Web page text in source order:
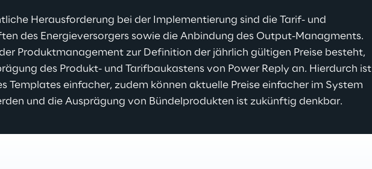
Herausforderung bei der Implementierung sind die Tarif- und
des Energieversorgers sowie die Anbindung des Output-Managments.
Produktmanagement zur Definition der jährlich gültigen Preise besteht,
des Produkt- und Tarifbaukastens von Power Reply an. Hierdurch ist
Templates einfacher, zudem können aktuelle Preise einfacher im System
und die Ausprägung von Bündelprodukten ist zukünftig denkbar.